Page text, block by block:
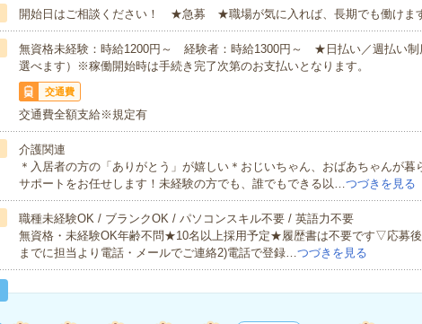
開始日はご相談ください！ ★急募 ★職場が気に入れば、長期でも働けま
無資格未経験：時給1200円～ 経験者：時給1300円～ ★日払い／週払い制
選べます）※稼働開始時は手続き完了次第のお支払いとなります。
交通費
交通費全額支給※規定有
介護関連
＊入居者の方の「ありがとう」が嬉しい＊おじいちゃん、おばあちゃんが暮
サポートをお任せします！未経験の方でも、誰でもできる以…つづきを見る
職種未経験OK / ブランクOK / パソコンスキル不要 / 英語力不要
無資格・未経験OK年齢不問★10名以上採用予定★履歴書は不要です▽応募後
までに担当より電話・メールでご連絡2)電話で登録…つづきを見る